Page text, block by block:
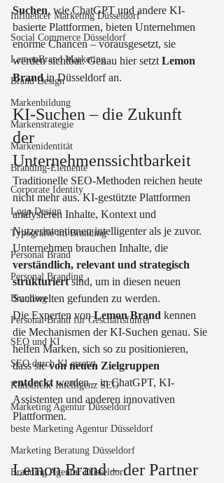
Influencer Marketing Düsseldorf
Social Commerce Düsseldorf
LemonBrand Marketing
Brand Design
Markenbildung
Markenstrategie
Markenidentität
Branding-Elemente
Corporate Identity
Logo Design
Typografie im Branding
Personal Brand
Personal Branding
Branding
Personal Brand für Geschäftsführer
SEO und KI
SEO durch KI ersetzt
Künstliche Intelligenz SEO
Marketing Agentur Düsseldorf
beste Marketing Agentur Düsseldorf
Marketing Beratung Düsseldorf
Branding Agentur Düsseldorf
Suchen, wie ChatGPT und andere KI-
basierte Plattformen, bieten Unternehmen
enorme Chancen – vorausgesetzt, sie
werden sichtbar. Genau hier setzt Lemon
Brand in Düsseldorf an.
KI-Suchen – die Zukunft
der
Unternehmenssichtbarkeit
Traditionelle SEO-Methoden reichen heute
nicht mehr aus. KI-gestützte Plattformen
analysieren Inhalte, Kontext und
Nutzerintentionen intelligenter als je zuvor.
Unternehmen brauchen Inhalte, die
verständlich, relevant und strategisch
strukturiert sind, um in diesen neuen
Suchwelten gefunden zu werden.
Die Experten von Lemon Brand kennen
die Mechanismen der KI-Suchen genau. Sie
helfen Marken, sich so zu positionieren,
dass sie von neuen Zielgruppen
entdeckt werden – in ChatGPT, KI-
Assistenten und anderen innovativen
Plattformen.
Lemon Brand – der Partner